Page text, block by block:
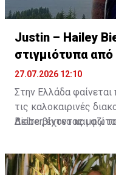
Justin – Hailey
στιγμιότυπα από
Ελλάδα
27.07.2026 12:10
Στην Ελλάδα
τις καλοκαιρινές
Bieber, έχοντας μαζί
στην ευρύτερη
Δείτε βίντεο και